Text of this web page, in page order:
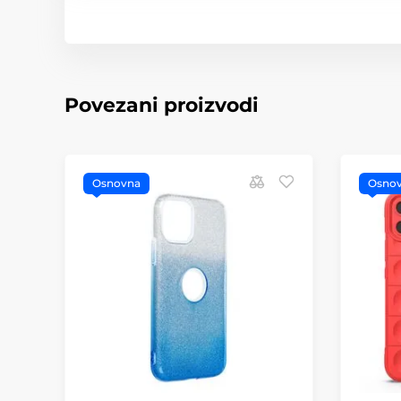
Povezani proizvodi
Osnovna